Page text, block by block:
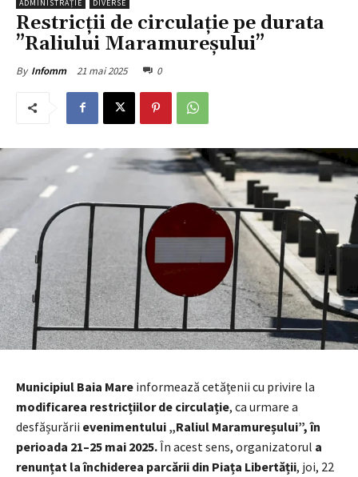
ADMINISTRAȚIE DIVERSE
Restricții de circulație pe durata
”Raliului Maramureșului”
By Infomm 21 mai 2025 0
Municipiul Baia Mare informează cetățenii cu privire la
modificarea restricțiilor de circulație, ca urmare a
desfășurării evenimentului „Raliul Maramureșului”, în
perioada 21–25 mai 2025.În acest sens, organizatorul a
renunțat la închiderea parcării din Piața Libertății, joi, 22